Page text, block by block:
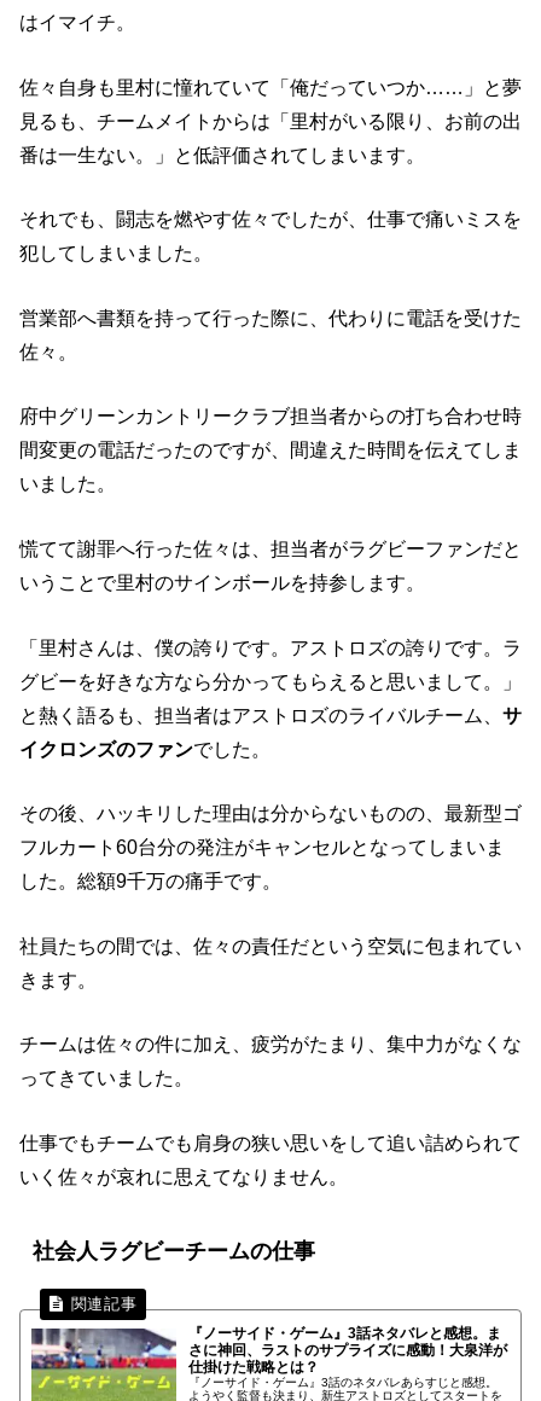
はイマイチ。
佐々自身も里村に憧れていて「俺だっていつか……」と夢
見るも、チームメイトからは「里村がいる限り、お前の出
番は一生ない。」と低評価されてしまいます。
それでも、闘志を燃やす佐々でしたが、仕事で痛いミスを
犯してしまいました。
営業部へ書類を持って行った際に、代わりに電話を受けた
佐々。
府中グリーンカントリークラブ担当者からの打ち合わせ時
間変更の電話だったのですが、間違えた時間を伝えてしま
いました。
慌てて謝罪へ行った佐々は、担当者がラグビーファンだと
いうことで里村のサインボールを持参します。
「里村さんは、僕の誇りです。アストロズの誇りです。ラ
グビーを好きな方なら分かってもらえると思いまして。」
と熱く語るも、担当者はアストロズのライバルチーム、 サ
イクロンズのファンでした。
その後、ハッキリした理由は分からないものの、最新型ゴ
フルカート60台分の発注がキャンセルとなってしまいま
した。総額9千万の痛手です。
社員たちの間では、佐々の責任だという空気に包まれてい
きます。
チームは佐々の件に加え、疲労がたまり、集中力がなくな
ってきていました。
仕事でもチームでも肩身の狭い思いをして追い詰められて
いく佐々が哀れに思えてなりません。
社会人ラグビーチームの仕事
『ノーサイド・ゲーム』3話ネタバレと感想。ま
さに神回、ラストのサプライズに感動！大泉洋が
仕掛けた戦略とは？
『ノーサイド・ゲーム』3話のネタバレあらすじと感想。
ようやく監督も決まり、新生アストロズとしてスタートを